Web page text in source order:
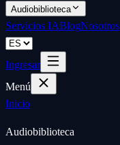
Audiobiblioteca
Servicios IABlogNosotros
Ingresar
Menú
Inicio
Audiobiblioteca